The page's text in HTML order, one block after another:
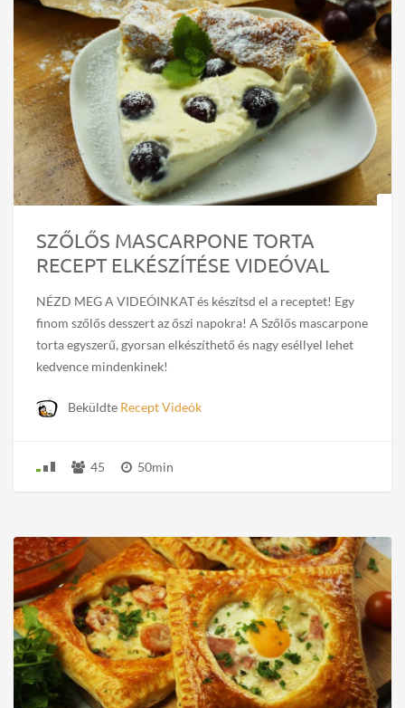
SZŐLŐS MASCARPONE TORTA
RECEPT ELKÉSZÍTÉSE VIDEÓVAL
NÉZD MEG A VIDEÓINKAT és készítsd el a receptet! Egy
finom szőlős desszert az őszi napokra! A Szőlős mascarpone
torta egyszerű, gyorsan elkészíthető és nagy eséllyel lehet
kedvence mindenkinek!
Beküldte Recept Videók
45 50min